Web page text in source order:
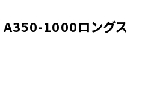
1000ロングス